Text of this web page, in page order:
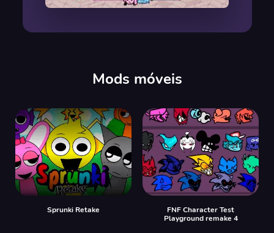
Mods móveis
Sprunki Retake
FNF Character Test
Playground remake 4